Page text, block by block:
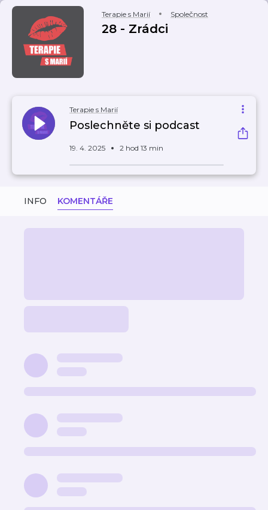
Terapie s Marií Společnost
28 - Zrádci
Terapie s Marií
Poslechněte si podcast
19. 4. 2025 2 hod 13 min
INFO KOMENTÁŘE